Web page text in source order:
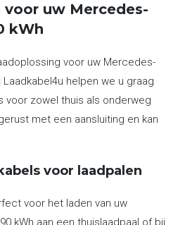
uw Mercedes-
kWh
voor uw Mercedes-
Laadkabel4u helpen we u graag
voor zowel thuis als onderweg
met een aansluiting en kan
voor laadpalen
voor het laden van uw
kWh aan een thuislaadpaal of bij